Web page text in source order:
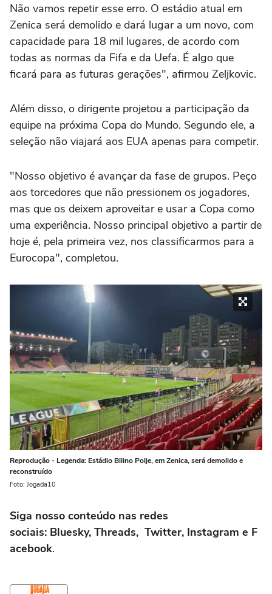
Não vamos repetir esse erro. O estádio atual em
Zenica será demolido e dará lugar a um novo, com
capacidade para 18 mil lugares, de acordo com
todas as normas da Fifa e da Uefa. É algo que
ficará para as futuras gerações", afirmou Zeljkovic.
Além disso, o dirigente projetou a participação da
equipe na próxima Copa do Mundo. Segundo ele, a
seleção não viajará aos EUA apenas para competir.
"Nosso objetivo é avançar da fase de grupos. Peço
aos torcedores que não pressionem os jogadores,
mas que os deixem aproveitar e usar a Copa como
uma experiência. Nosso principal objetivo a partir de
hoje é, pela primeira vez, nos classificarmos para a
Eurocopa", completou.
Reprodução - Legenda: Estádio Bilino Polje, em Zenica, será demolido e
reconstruído
Foto: Jogada10
Siga nosso conteúdo nas redes
sociais: Bluesky, Threads, Twitter, Instagram e F
acebook.